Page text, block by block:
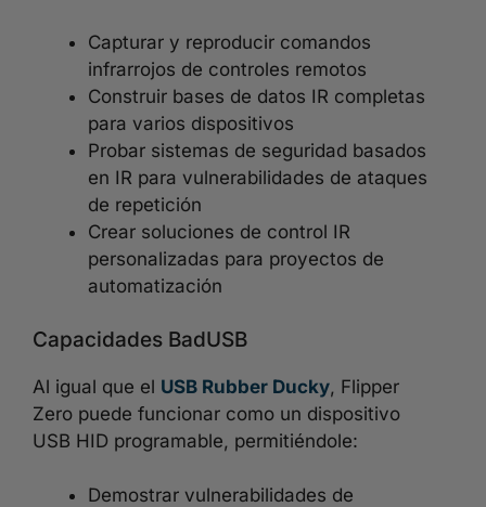
Capturar y reproducir comandos
infrarrojos de controles remotos
Construir bases de datos IR completas
para varios dispositivos
Probar sistemas de seguridad basados
en IR para vulnerabilidades de ataques
de repetición
Crear soluciones de control IR
personalizadas para proyectos de
automatización
Capacidades BadUSB
Al igual que el USB Rubber Ducky, Flipper
Zero puede funcionar como un dispositivo
USB HID programable, permitiéndole:
Demostrar vulnerabilidades de